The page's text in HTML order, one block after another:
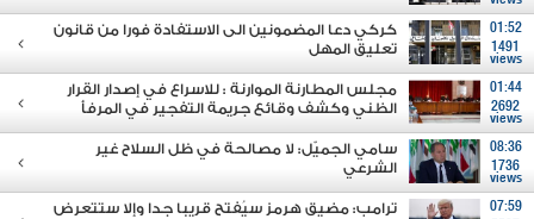
01:52
1491
views
كركي دعا المضمونين الى الاستفادة فورا من قانون
تعليق المهل
01:44
2692
views
مجلس المطارنة الموارنة : للاسراع في إصدار القرار
الظني وكشف وقائع جريمة التفجير في المرفأ
08:36
1736
views
سامي الجميّل: لا مصالحة في ظل السلاح غير
الشرعي
07:59
ترامب: مضيق هرمز سيُفتح قريبا جدا وإلا ستتعرض